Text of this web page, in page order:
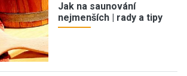
Jak na saunování
nejmenších | rady a tipy